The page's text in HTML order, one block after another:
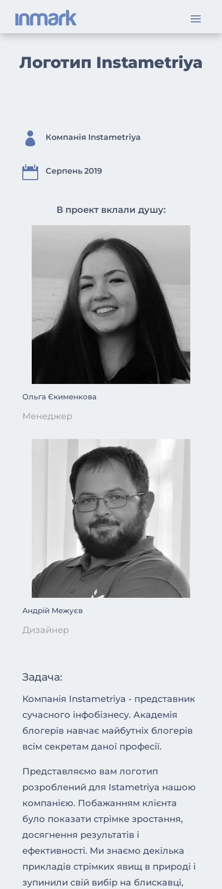
Логотип Instametriya
 Компанія Instametriya
 Серпень 2019
В проект вклали душу:
Ольга Єкименкова
Менеджер
Андрій Межуєв
Дизайнер
Задача:
Компанія Instametriya - представник
сучасного інфобізнесу. Академія
блогерів навчає майбутніх блогерів
всім секретам даної професії.
Представляємо вам логотип
розроблений для Istametriya нашою
компанією. Побажанням клієнта
було показати стрімке зростання,
досягнення результатів і
ефективності. Ми знаємо декілька
прикладів стрімких явищ в природі і
зупинили свій вибір на блискавці,